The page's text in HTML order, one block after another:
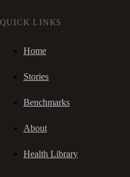
QUICK LINKS
Home
Stories
Benchmarks
About
Health Library